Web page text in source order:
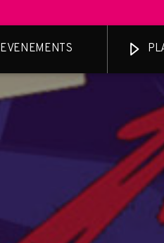
EVENEMENTS